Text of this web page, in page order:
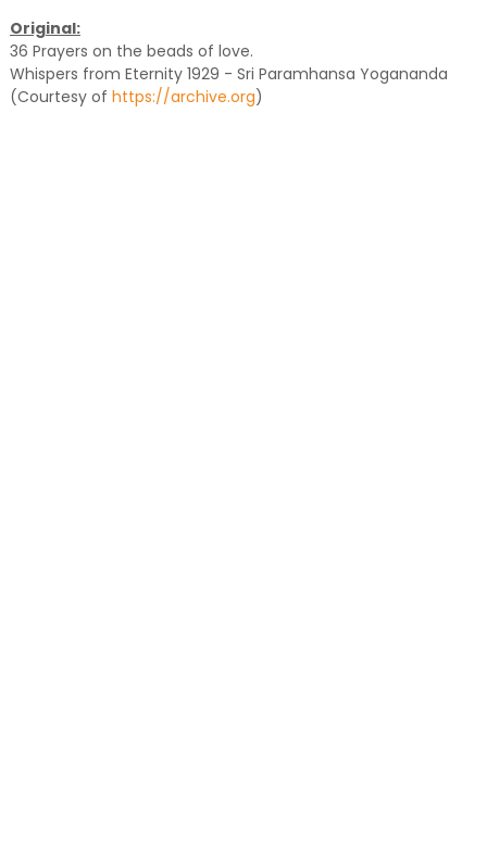
Original:
36 Prayers on the beads of love.
Whispers from Eternity 1929 - Sri Paramhansa Yogananda
(Courtesy of https://archive.org)